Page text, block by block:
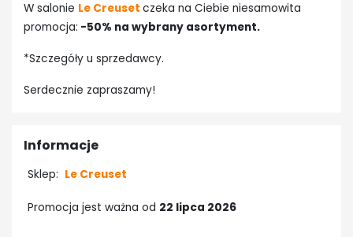
W salonie Le Creuset czeka na Ciebie niesamowita
promocja: -50% na wybrany asortyment.
*Szczegóły u sprzedawcy.
Serdecznie zapraszamy!
Informacje
Sklep: Le Creuset
Promocja jest ważna od 22 lipca 2026